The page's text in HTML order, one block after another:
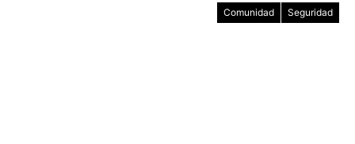
Comunidad Seguridad